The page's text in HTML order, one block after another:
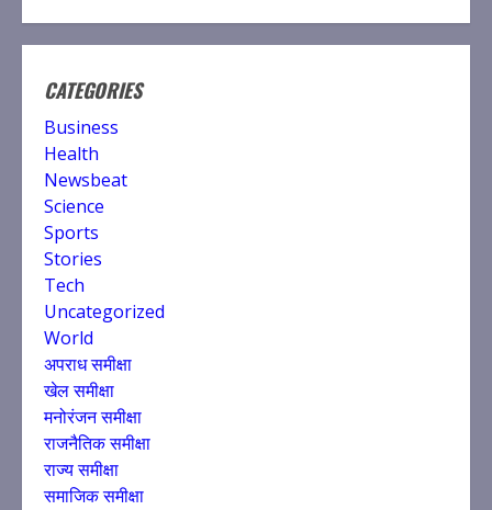
CATEGORIES
Business
Health
Newsbeat
Science
Sports
Stories
Tech
Uncategorized
World
अपराध समीक्षा
खेल समीक्षा
मनोरंजन समीक्षा
राजनैतिक समीक्षा
राज्य समीक्षा
समाजिक समीक्षा